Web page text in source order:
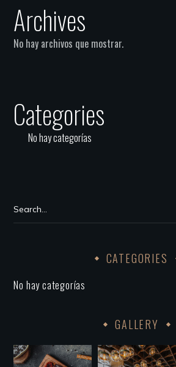
Archives
No hay archivos que mostrar.
Categories
No hay categorías
CATEGORIES
No hay categorías
GALLERY